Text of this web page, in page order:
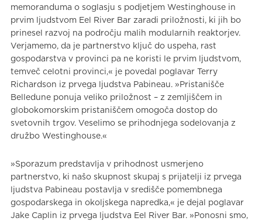
memoranduma o soglasju s podjetjem Westinghouse in
prvim ljudstvom Eel River Bar zaradi priložnosti, ki jih bo
prinesel razvoj na področju malih modularnih reaktorjev.
Verjamemo, da je partnerstvo ključ do uspeha, rast
gospodarstva v provinci pa ne koristi le prvim ljudstvom,
temveč celotni provinci,« je povedal poglavar Terry
Richardson iz prvega ljudstva Pabineau. »Pristanišče
Belledune ponuja veliko priložnost – z zemljiščem in
globokomorskim pristaniščem omogoča dostop do
svetovnih trgov. Veselimo se prihodnjega sodelovanja z
družbo Westinghouse.«
»Sporazum predstavlja v prihodnost usmerjeno
partnerstvo, ki našo skupnost skupaj s prijatelji iz prvega
ljudstva Pabineau postavlja v središče pomembnega
gospodarskega in okoljskega napredka,« je dejal poglavar
Jake Caplin iz prvega ljudstva Eel River Bar. »Ponosni smo,